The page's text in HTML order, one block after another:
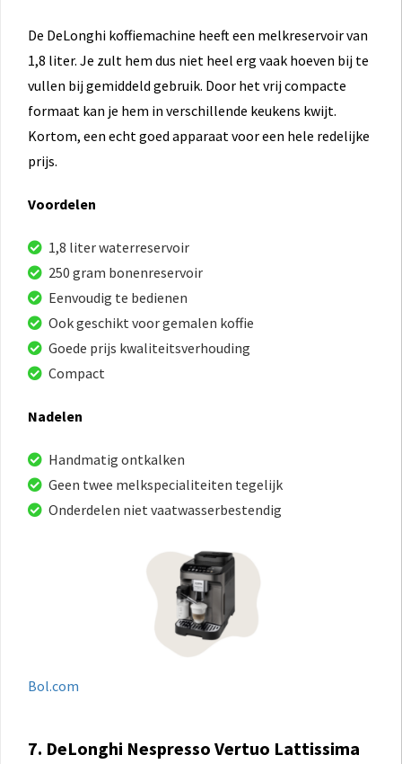
De DeLonghi koffiemachine heeft een melkreservoir van
1,8 liter. Je zult hem dus niet heel erg vaak hoeven bij te
vullen bij gemiddeld gebruik. Door het vrij compacte
formaat kan je hem in verschillende keukens kwijt.
Kortom, een echt goed apparaat voor een hele redelijke
prijs.
Voordelen
1,8 liter waterreservoir
250 gram bonenreservoir
Eenvoudig te bedienen
Ook geschikt voor gemalen koffie
Goede prijs kwaliteitsverhouding
Compact
Nadelen
Handmatig ontkalken
Geen twee melkspecialiteiten tegelijk
Onderdelen niet vaatwasserbestendig
Bol.com
7. DeLonghi Nespresso Vertuo Lattissima